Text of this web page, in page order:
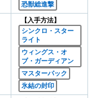
恐獣総進撃
【入手方法】
シンクロ・スター
ライト
ウィングス・オ
ブ・ガーディアン
マスターパック
氷結の封印